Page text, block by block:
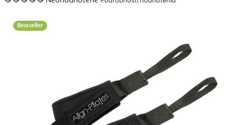
hodnotenie
0,0
z
Bestseller